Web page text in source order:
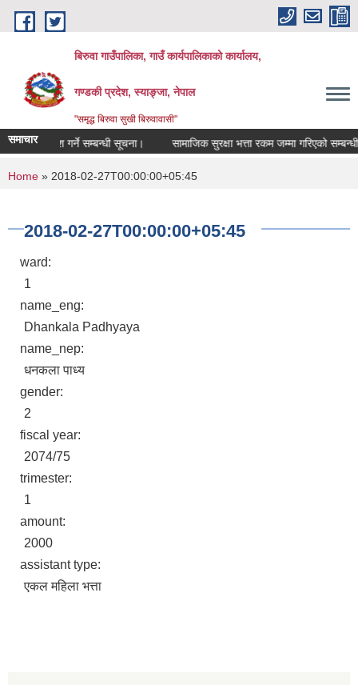
Skip to main content
बिरुवा गाउँपालिका, गाउँ कार्यपालिकाको कार्यालय,
गण्डकी प्रदेश, स्याङ्जा, नेपाल
"समृद्ध बिरुवा सुखी बिरुवावासी"
समाचार
दररेट पेश गर्ने सम्बन्धी सूचना। सामाजिक सुरक्षा भत्ता रकम जम्मा गरिएको सम्बन्धी
You are here
Home » 2018-02-27T00:00:00+05:45
2018-02-27T00:00:00+05:45
ward:
1
name_eng:
Dhankala Padhyaya
name_nep:
धनकला पाध्य
gender:
2
fiscal year:
2074/75
trimester:
1
amount:
2000
assistant type:
एकल महिला भत्ता